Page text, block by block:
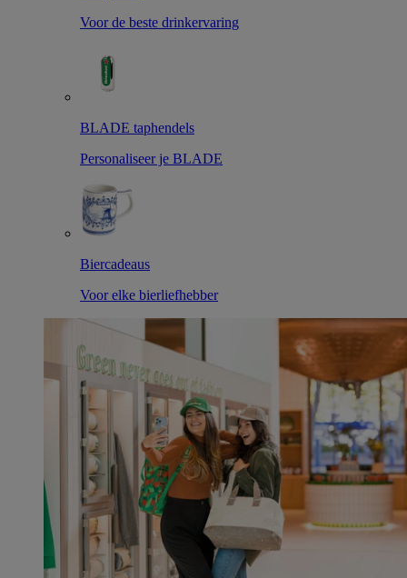
Voor de beste drinkervaring
BLADE taphendels
Personaliseer je BLADE
Biercadeaus
Voor elke bierliefhebber